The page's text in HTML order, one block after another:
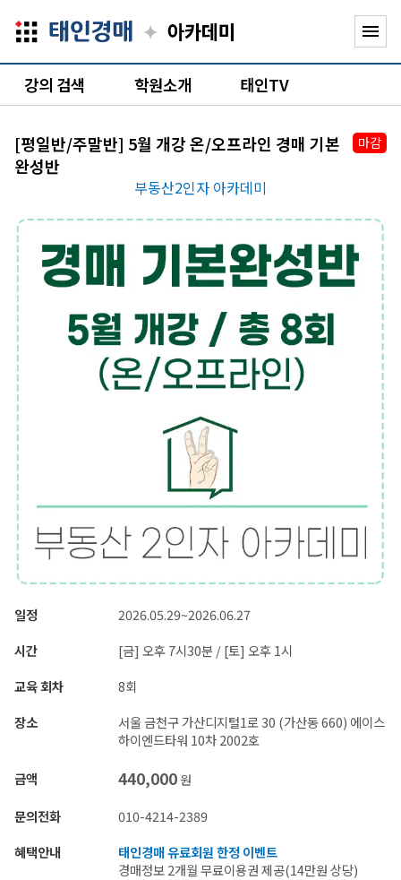
✦ menu
강의 검색 학원소개 태인TV
[평일반/주말반] 5월 개강 온/오프라인 경매 기본
완성반
마감
부동산2인자 아카데미
일정
2026.05.29~2026.06.27
시간
[금] 오후 7시30분 / [토] 오후 1시
교육 회차
8회
장소
서울 금천구 가산디지털1로 30 (가산동 660) 에이스
하이엔드타워 10차 2002호
금액 440,000원
문의전화
010-4214-2389
혜택안내
태인경매 유료회원 한정 이벤트
경매정보 2개월 무료이용권 제공(14만원 상당)